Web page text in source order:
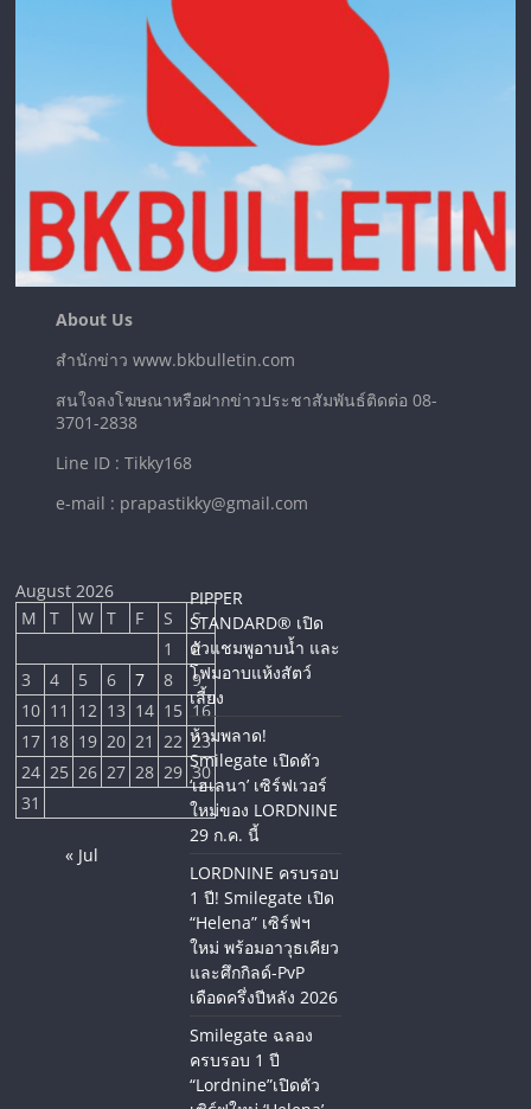
About Us
สำนักข่าว www.bkbulletin.com
สนใจลงโฆษณาหรือฝากข่าวประชาสัมพันธ์ติดต่อ 08-
3701-2838
Line ID : Tikky168
e-mail : prapastikky@gmail.com
August 2026
M
T W T F S
S
1
2
3
4 5 6 7 8
9
10 11 12 13 14 15 16
17 18 19 20 21 22 23
24 25 26 27 28 29 30
31
« Jul
PIPPER
STANDARD® เปิด
ตัวแชมพูอาบน้ำ และ
โฟมอาบแห้งสัตว์
เลี้ยง
ห้ามพลาด!
Smilegate เปิดตัว
‘เฮเลนา’ เซิร์ฟเวอร์
ใหม่ของ LORDNINE
29 ก.ค. นี้
LORDNINE ครบรอบ
1 ปี! Smilegate เปิด
“Helena” เซิร์ฟฯ
ใหม่ พร้อมอาวุธเคียว
และศึกกิลด์-PvP
เดือดครึ่งปีหลัง 2026
Smilegate ฉลอง
ครบรอบ 1 ปี
“Lordnine”เปิดตัว